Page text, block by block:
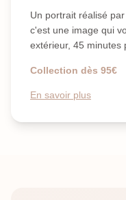
Un portrait réalisé
c'est une image qui
extérieur, 45 minutes
Collection dès 95€
En savoir plus